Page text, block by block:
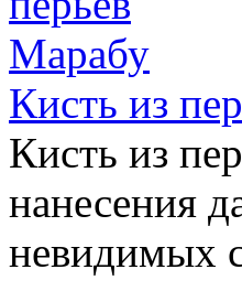
Кисть из
Кисть из
нанесения
невидимых